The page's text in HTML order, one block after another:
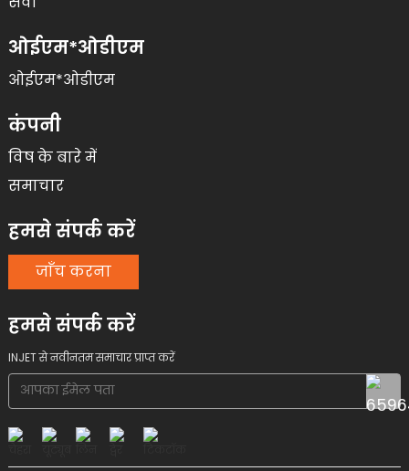
ओईएम*ओडीएम
ओईएम*ओडीएम
कंपनी
विष के बारे में
समाचार
हमसे संपर्क करें
जाँच करना
हमसे संपर्क करें
INJET से नवीनतम समाचार प्राप्त करें